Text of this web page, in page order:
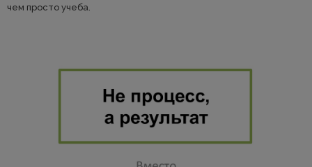
чем просто учеба.